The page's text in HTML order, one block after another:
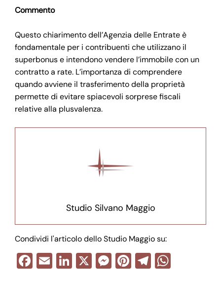
Commento
Questo chiarimento dell’Agenzia delle Entrate è
fondamentale per i contribuenti che utilizzano il
superbonus e intendono vendere l’immobile con un
contratto a rate. L’importanza di comprendere
quando avviene il trasferimento della proprietà
permette di evitare spiacevoli sorprese fiscali
relative alla plusvalenza.
Studio Silvano Maggio
Condividi l'articolo dello Studio Maggio su:
F E Li X M Pi T